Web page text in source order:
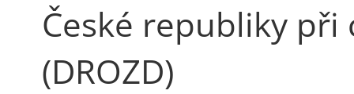
České republiky při
(DROZD)